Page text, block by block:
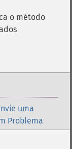
o método
uma
Problema